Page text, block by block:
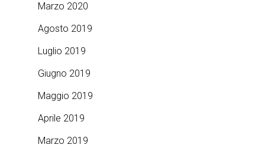
Marzo 2020
Agosto 2019
Luglio 2019
Giugno 2019
Maggio 2019
Aprile 2019
Marzo 2019